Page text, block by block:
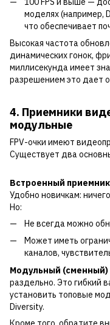
моделях (например,
что обеспечивает
Высокая частота
динамических гонок,
миллисекунда имеет
разрешением это дает
4. Приемники
модульные
FPV-очки имеют
Существует два
Встроенный приемник
Удобно новичкам:
Но:
Не всегда можно
Может иметь
каналов,
Модульный (сменный)
раздельно. Это гибкий
установить топовые
Diversity.